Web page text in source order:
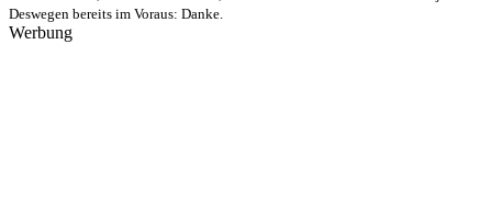
Deswegen bereits im Voraus: Danke.
Werbung